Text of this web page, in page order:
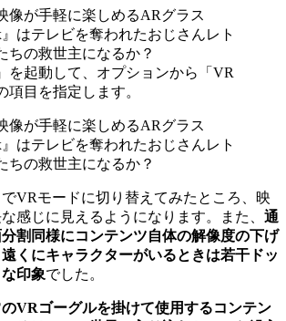
を起動して、オプションから「VR
項目を指定します。
VRモードに切り替えてみたところ、映
感じに見えるようになります。また、 通
割同様にコンテンツ自体の解像度の下げ
くにキャラクターがいるときは若干ドッ
印象でした。
VRゴーグルを掛けて使用するコンテン